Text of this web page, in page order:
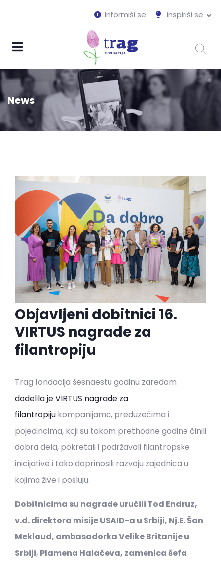
inspiriši se
Informiši se
News
Objavljeni dobitnici 16.
VIRTUS nagrade za
filantropiju
Trag fondacija šesnaestu godinu zaredom
dodelila je VIRTUS nagrade za
filantropiju kompanijama, preduzećima i
pojedincima, koji su tokom prethodne godine činili
dobra dela, pokretali i podržavali filantropske
inicijative i tako doprinosili razvoju zajednica u
kojima žive i posluju.
Dobitnicima su nagrade uručili Tod Endruz,
v.d. direktora misije USAID-a u Srbiji, Nj.E. Šan
Meklaud, ambasadorka Velike Britanije u
Srbiji, Plamena Halačeva, zamenica šefa